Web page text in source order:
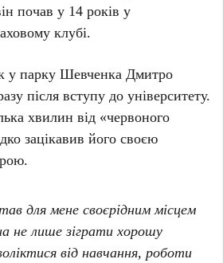
почав у 14 років у
клубі.
у парку ШевченкаДмитро
після вступу до університету.
хвилин від «червоного
зацікавив його своєю
для мене своєрідним місцем
не лише зіграти хорошу
від навчання, роботи